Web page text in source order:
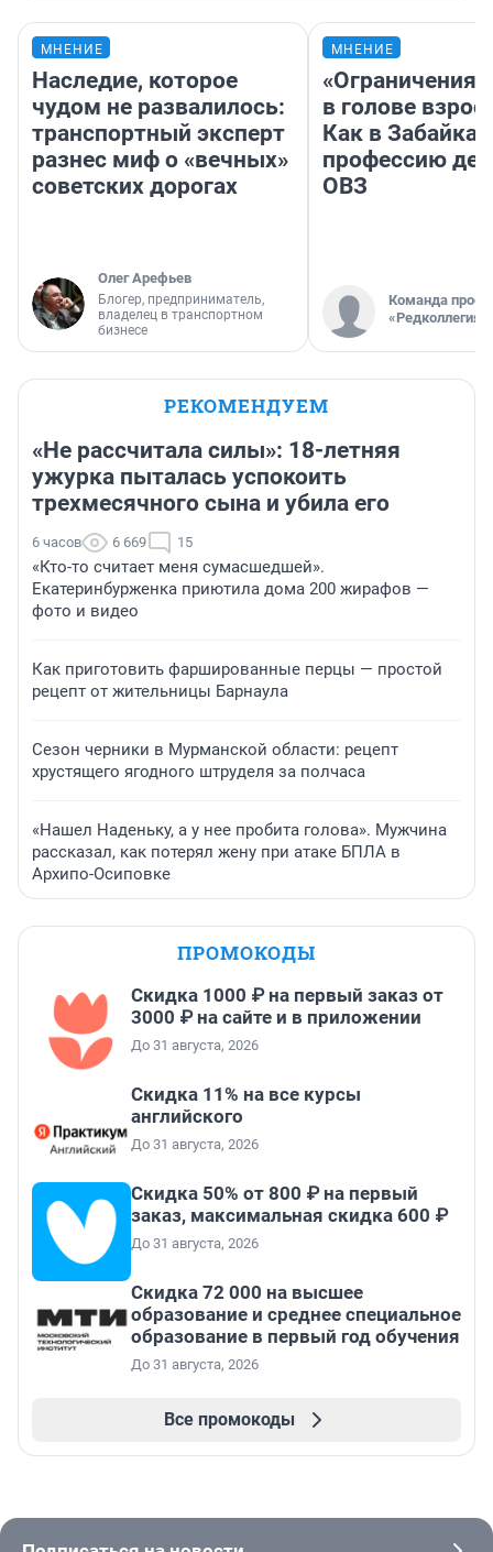
МНЕНИЕ
Наследие, которое
чудом не развалилось:
транспортный эксперт
разнес миф о «вечных»
советских дорогах
Олег Арефьев
Блогер, предприниматель,
владелец в транспортном
бизнесе
МНЕНИЕ
«Ограничения
в голове
Как в
профессию
ОВЗ
Команда
«Редколлегия»
РЕКОМЕНДУЕМ
«Не рассчитала силы»: 18-летняя
ужурка пыталась успокоить
трехмесячного сына и убила его
6 часов 6 669 15
«Кто-то считает меня сумасшедшей».
Екатеринбурженка приютила дома 200 жирафов —
фото и видео
Как приготовить фаршированные перцы — простой
рецепт от жительницы Барнаула
Сезон черники в Мурманской области: рецепт
хрустящего ягодного штруделя за полчаса
«Нашел Наденьку, а у нее пробита голова». Мужчина
рассказал, как потерял жену при атаке БПЛА в
Архипо-Осиповке
ПРОМОКОДЫ
Скидка 1000 ₽ на первый заказ от
3000 ₽ на сайте и в приложении
До 31 августа, 2026
Скидка 11% на все курсы
английского
До 31 августа, 2026
Скидка 50% от 800 ₽ на первый
заказ, максимальная скидка 600 ₽
До 31 августа, 2026
Скидка 72 000 на высшее
образование и среднее специальное
образование в первый год обучения
До 31 августа, 2026
Все промокоды